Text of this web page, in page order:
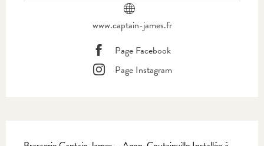
www.captain-james.fr
Page Facebook
Page Instagram